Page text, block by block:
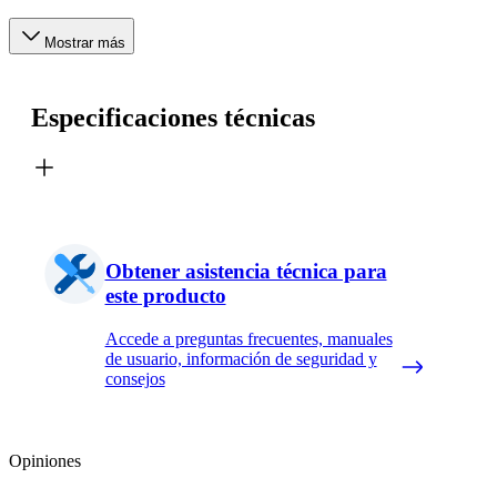
Mostrar más
Especificaciones técnicas
Obtener asistencia técnica para
este producto
Accede a preguntas frecuentes, manuales
de usuario, información de seguridad y
consejos
Opiniones